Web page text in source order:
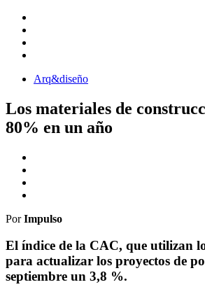
Arq&diseño
Los materiales de
80% en un año
PorImpulso
El índice de la CAC, que utilizan
para actualizar los proyectos de
septiembre un 3,8 %.